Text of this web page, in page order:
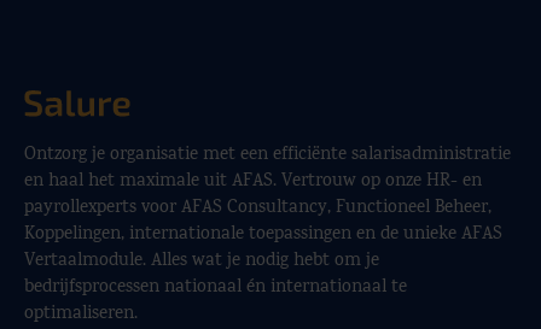
Ontzorg je organisatie met een efficiënte salarisadministratie
en haal het maximale uit AFAS. Vertrouw op onze HR- en
payrollexperts voor AFAS Consultancy, Functioneel Beheer,
Koppelingen, internationale toepassingen en de unieke AFAS
Vertaalmodule. Alles wat je nodig hebt om je
bedrijfsprocessen nationaal én internationaal te
optimaliseren.